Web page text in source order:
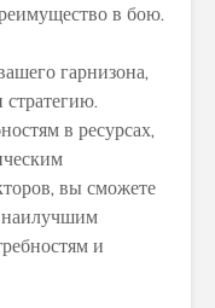
в бою.
гарнизона,
в ресурсах,
вы сможете
наилучшим
и